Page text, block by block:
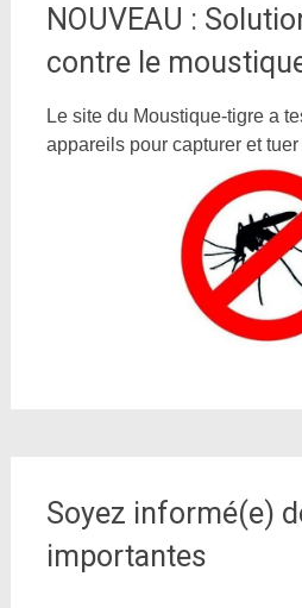
NOUVEAU :
contre le
Le site du Moustique-tigre a
appareils pour capturer et
Soyez informé(e)
importantes